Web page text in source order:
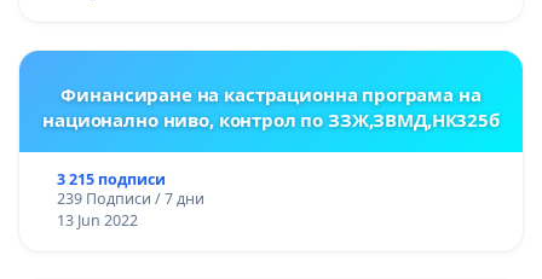
Финансиране на кастрационна програма на
национално ниво, контрол по ЗЗЖ,ЗВМД,НК325б
3 215 подписи
239 Подписи / 7 дни
13 Jun 2022